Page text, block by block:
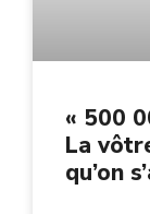
« 500
La
qu’on